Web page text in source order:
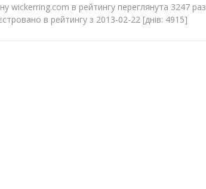
wickerring.com в рейтингу переглянута 3247 раз
в рейтингу з 2013-02-22 [днів: 4915]